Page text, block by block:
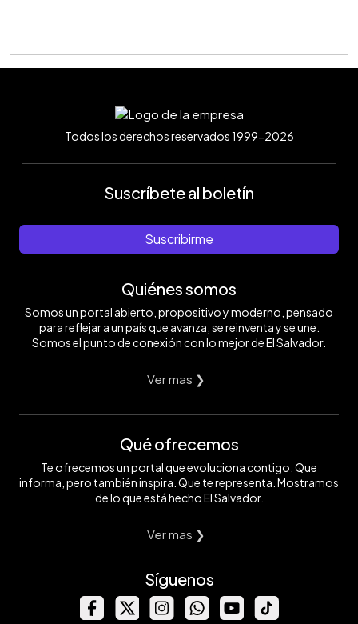
Todos los derechos reservados 1999-2026
Suscríbete al boletín
Suscribirme
Quiénes somos
Somos un portal abierto, propositivo y moderno, pensado
para reflejar a un país que avanza, se reinventa y se une.
Somos el punto de conexión con lo mejor de El Salvador.
Ver mas ❯
Qué ofrecemos
Te ofrecemos un portal que evoluciona contigo. Que
informa, pero también inspira. Que te representa. Mostramos
de lo que está hecho El Salvador.
Ver mas ❯
Síguenos